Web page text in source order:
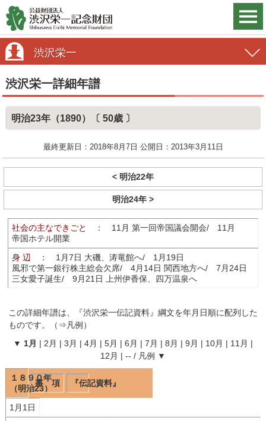
渋沢栄一
渋沢栄一詳細年譜
明治23年（1890）〔 50歳 〕
最終更新日：2018年8月7日 公開日：2013年3月11日
< 明治22年
明治24年 >
社会の主なできごと ： 11月 第一回帝国議会開会/ 11月
帝国ホテル開業
身 辺 ： 1月7日 大磯、涛竜館へ/ 1月19日
風邪で第一銀行株主総会欠席/ 4月14日 関西地方へ/ 7月24日
三女愛子誕生/ 9月21日 上州伊香保、四万温泉へ
この詳細年譜は、『渋沢栄一伝記資料』綱文を年月日順に配列した
ものです。（⇒ 凡例 ）
▼ 1月 | 2月 | 3月 | 4月 | 5月 | 6月 | 7月 | 8月 | 9月 | 10月 | 11月 |
12月 | -- / 凡例 ▼
１８９０年
（明治23）
事 項 『伝記資料』
1月1日